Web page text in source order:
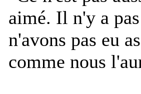
aimé. Il n'y a
n'avons pas eu
comme nous